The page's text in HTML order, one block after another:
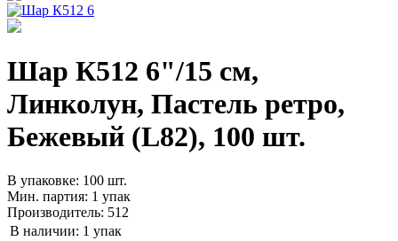
Шар К512 6"/15 см,
Линколун, Пастель ретро,
Бежевый (L82), 100 шт.
В упаковке: 100 шт.
Мин. партия: 1 упак
Производитель: 512
В наличии: 1 упак